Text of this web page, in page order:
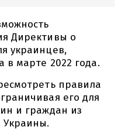
Директивы о
украинцев,
в марте 2022 года.
правила
его для
и граждан из
Украины.